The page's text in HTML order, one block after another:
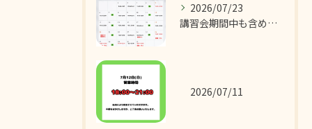
2026/07/23
講習会期間中も含めた7月の営業カレンダーです！
2026/07/11